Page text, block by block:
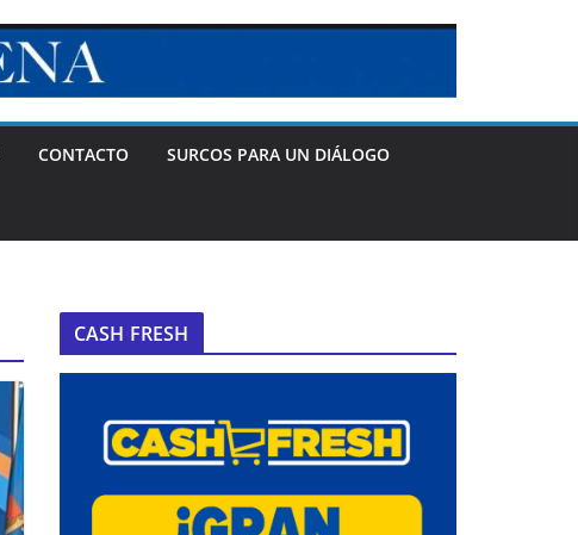
CONTACTO SURCOS PARA UN DIÁLOGO
CASH FRESH